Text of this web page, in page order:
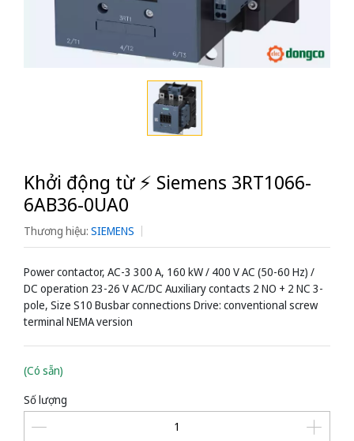
Khởi động từ ⚡️ Siemens 3RT1066-
6AB36-0UA0
Thương hiệu: SIEMENS
Power contactor, AC-3 300 A, 160 kW / 400 V AC (50-60 Hz) /
DC operation 23-26 V AC/DC Auxiliary contacts 2 NO + 2 NC 3-
pole, Size S10 Busbar connections Drive: conventional screw
terminal NEMA version
(Có sẵn)
Số lượng